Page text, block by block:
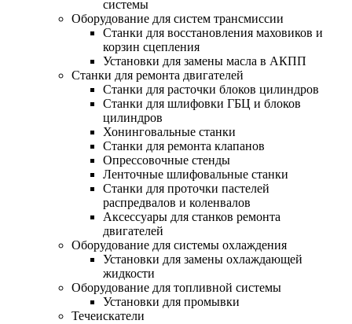
системы
Оборудование для систем трансмиссии
Станки для восстановления маховиков и
корзин сцепления
Установки для замены масла в АКПП
Станки для ремонта двигателей
Станки для расточки блоков цилиндров
Станки для шлифовки ГБЦ и блоков
цилиндров
Хонинговальные станки
Станки для ремонта клапанов
Опрессовочные стенды
Ленточные шлифовальные станки
Станки для проточки пастелей
распредвалов и коленвалов
Аксессуары для станков ремонта
двигателей
Оборудование для системы охлаждения
Установки для замены охлаждающей
жидкости
Оборудование для топливной системы
Установки для промывки
Течеискатели